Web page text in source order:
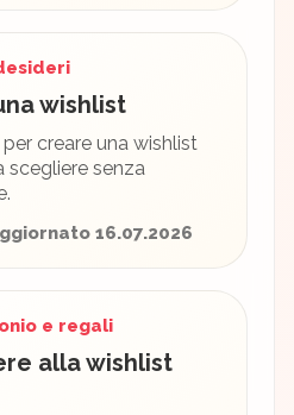
wishlist
creare una wishlist
scegliere senza
16.07.2026
e regali
alla wishlist